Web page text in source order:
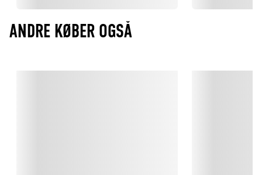
ANDRE KØBER OGSÅ